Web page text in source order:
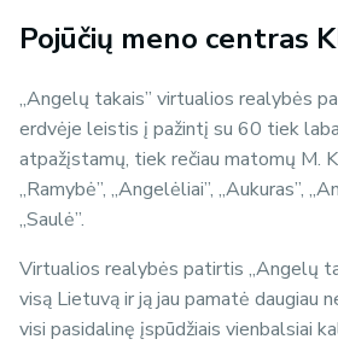
Pojūčių meno centras
„Angelų takais” virtualios realybės
erdvėje leistis į pažintį su 60 tiek
atpažįstamų, tiek rečiau matomų M.
„Ramybė”, „Angelėliai”, „Aukuras”,
„Saulė”.
Virtualios realybės patirtis „Angelų
visą Lietuvą ir ją jau pamatė daugiau
visi pasidalinę įspūdžiais vienbalsiai